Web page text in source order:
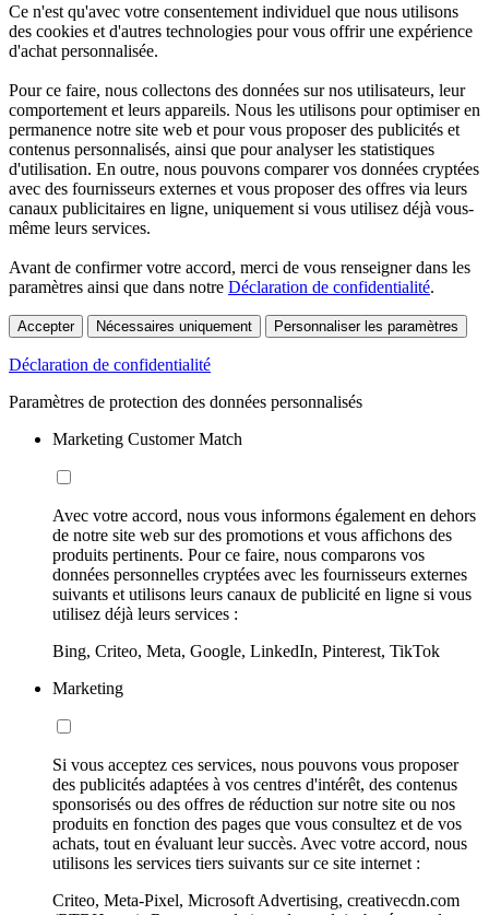
Ce n'est qu'avec votre consentement individuel que nous utilisons
des cookies et d'autres technologies pour vous offrir une expérience
d'achat personnalisée.
Pour ce faire, nous collectons des données sur nos utilisateurs, leur
comportement et leurs appareils. Nous les utilisons pour optimiser en
permanence notre site web et pour vous proposer des publicités et
contenus personnalisés, ainsi que pour analyser les statistiques
d'utilisation. En outre, nous pouvons comparer vos données cryptées
avec des fournisseurs externes et vous proposer des offres via leurs
canaux publicitaires en ligne, uniquement si vous utilisez déjà vous-
même leurs services.
Avant de confirmer votre accord, merci de vous renseigner dans les
paramètres ainsi que dans notre Déclaration de confidentialité.
Accepter Nécessaires uniquement Personnaliser les paramètres
Déclaration de confidentialité
Paramètres de protection des données personnalisés
Marketing Customer Match
Avec votre accord, nous vous informons également en dehors
de notre site web sur des promotions et vous affichons des
produits pertinents. Pour ce faire, nous comparons vos
données personnelles cryptées avec les fournisseurs externes
suivants et utilisons leurs canaux de publicité en ligne si vous
utilisez déjà leurs services :
Bing, Criteo, Meta, Google, LinkedIn, Pinterest, TikTok
Marketing
Si vous acceptez ces services, nous pouvons vous proposer
des publicités adaptées à vos centres d'intérêt, des contenus
sponsorisés ou des offres de réduction sur notre site ou nos
produits en fonction des pages que vous consultez et de vos
achats, tout en évaluant leur succès. Avec votre accord, nous
utilisons les services tiers suivants sur ce site internet :
Criteo, Meta-Pixel, Microsoft Advertising, creativecdn.com